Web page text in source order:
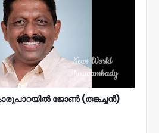
ജോൺ (തങ്കച്ചൻ)